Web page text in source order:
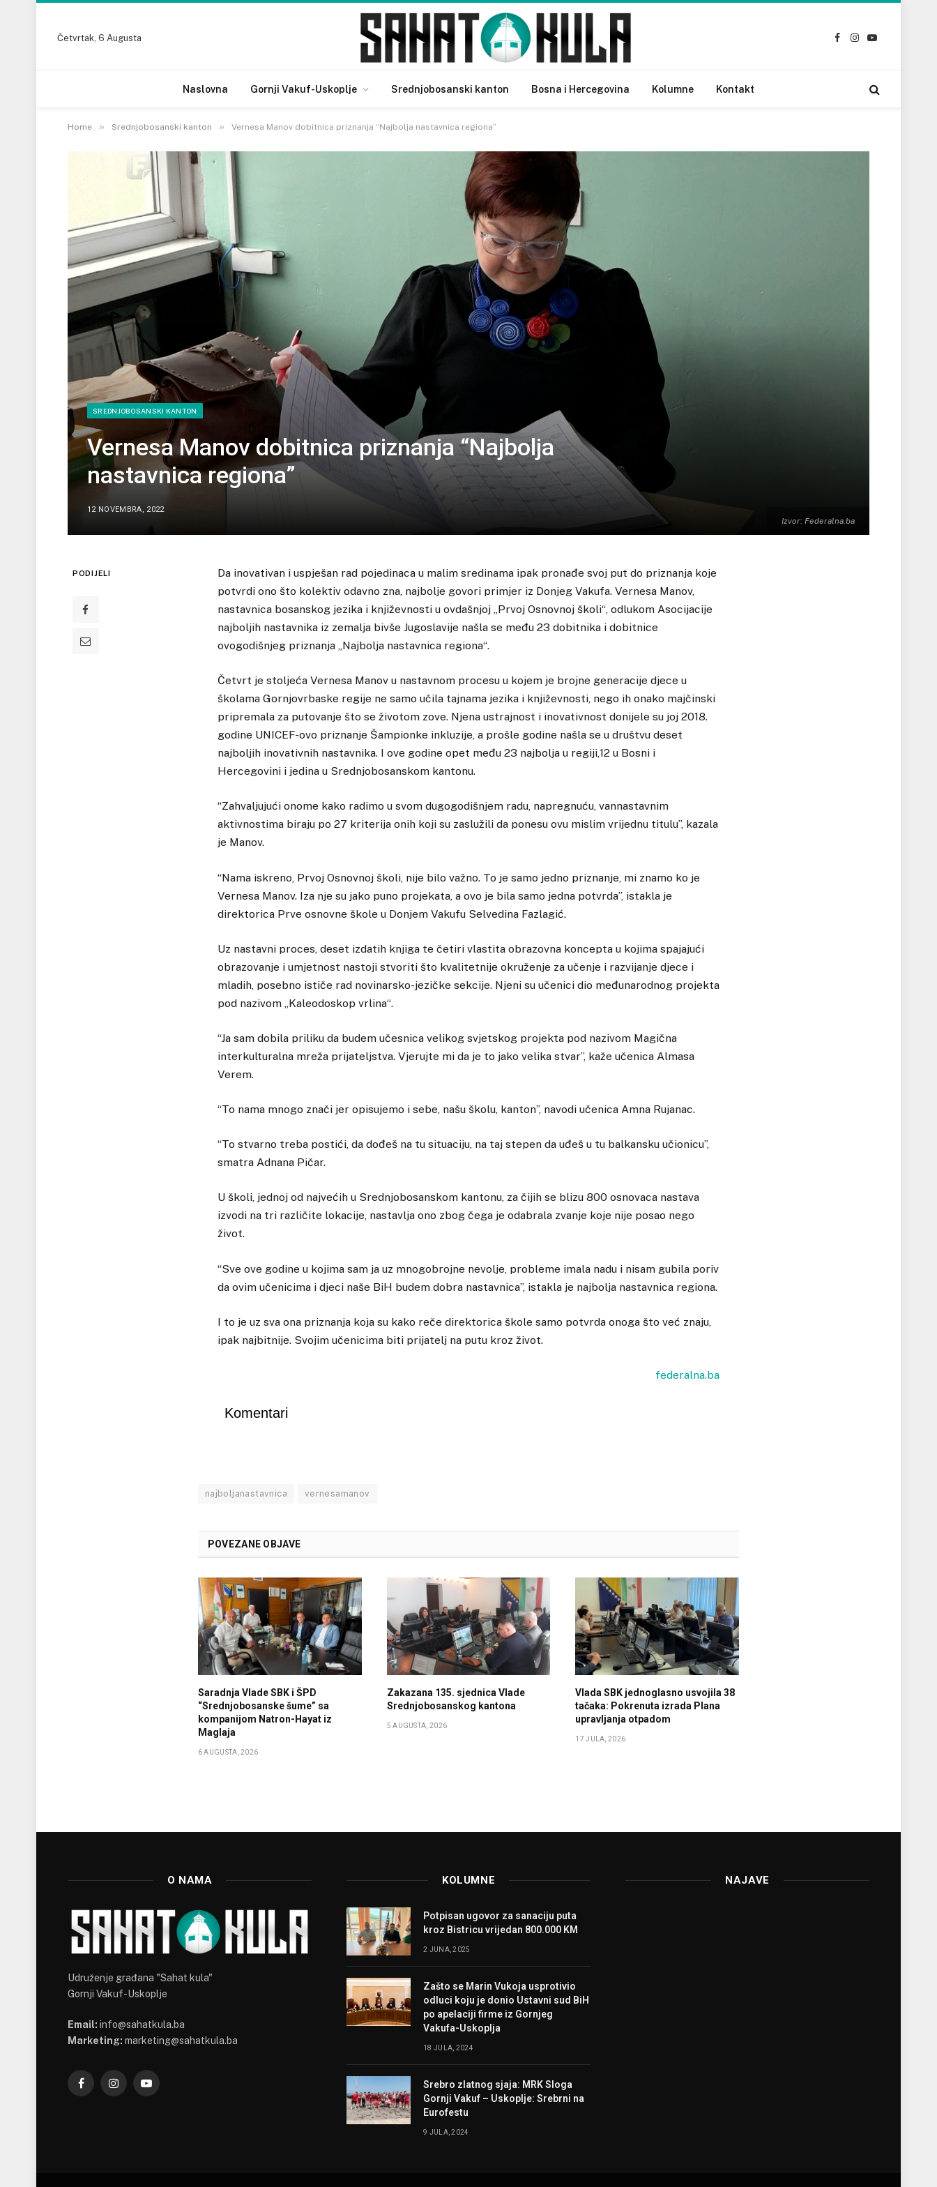
Četvrtak, 6 Augusta
Facebook
Instagram
YouTube
Naslovna Gornji Vakuf-Uskoplje Srednjobosanski kanton Bosna i Hercegovina Kolumne Kontakt
Home » Srednjobosanski kanton » Vernesa Manov dobitnica priznanja “Najbolja nastavnica regiona”
Izvor: Federalna.ba
SREDNJOBOSANSKI KANTON
Vernesa Manov dobitnica priznanja “Najbolja
nastavnica regiona”
12 NOVEMBRA, 2022
PODIJELI
Da inovativan i uspješan rad pojedinaca u malim sredinama ipak pronađe svoj put do priznanja koje
potvrdi ono što kolektiv odavno zna, najbolje govori primjer iz Donjeg Vakufa. Vernesa Manov,
nastavnica bosanskog jezika i književnosti u ovdašnjoj „Prvoj Osnovnoj školi“, odlukom Asocijacije
najboljih nastavnika iz zemalja bivše Jugoslavije našla se među 23 dobitnika i dobitnice
ovogodišnjeg priznanja „Najbolja nastavnica regiona“.
Četvrt je stoljeća Vernesa Manov u nastavnom procesu u kojem je brojne generacije djece u
školama Gornjovrbaske regije ne samo učila tajnama jezika i književnosti, nego ih onako majčinski
pripremala za putovanje što se životom zove. Njena ustrajnost i inovativnost donijele su joj 2018.
godine UNICEF-ovo priznanje Šampionke inkluzije, a prošle godine našla se u društvu deset
najboljih inovativnih nastavnika. I ove godine opet među 23 najbolja u regiji,12 u Bosni i
Hercegovini i jedina u Srednjobosanskom kantonu.
“Zahvaljujući onome kako radimo u svom dugogodišnjem radu, napregnuću, vannastavnim
aktivnostima biraju po 27 kriterija onih koji su zaslužili da ponesu ovu mislim vrijednu titulu”, kazala
je Manov.
“Nama iskreno, Prvoj Osnovnoj školi, nije bilo važno. To je samo jedno priznanje, mi znamo ko je
Vernesa Manov. Iza nje su jako puno projekata, a ovo je bila samo jedna potvrda”, istakla je
direktorica Prve osnovne škole u Donjem Vakufu Selvedina Fazlagić.
Uz nastavni proces, deset izdatih knjiga te četiri vlastita obrazovna koncepta u kojima spajajući
obrazovanje i umjetnost nastoji stvoriti što kvalitetnije okruženje za učenje i razvijanje djece i
mladih, posebno ističe rad novinarsko-jezičke sekcije. Njeni su učenici dio međunarodnog projekta
pod nazivom „Kaleodoskop vrlina“.
“Ja sam dobila priliku da budem učesnica velikog svjetskog projekta pod nazivom Magična
interkulturalna mreža prijateljstva. Vjerujte mi da je to jako velika stvar”, kaže učenica Almasa
Verem.
“To nama mnogo znači jer opisujemo i sebe, našu školu, kanton”, navodi učenica Amna Rujanac.
“To stvarno treba postići, da dođeš na tu situaciju, na taj stepen da uđeš u tu balkansku učionicu”,
smatra Adnana Pičar.
U školi, jednoj od najvećih u Srednjobosanskom kantonu, za čijih se blizu 800 osnovaca nastava
izvodi na tri različite lokacije, nastavlja ono zbog čega je odabrala zvanje koje nije posao nego
život.
“Sve ove godine u kojima sam ja uz mnogobrojne nevolje, probleme imala nadu i nisam gubila poriv
da ovim učenicima i djeci naše BiH budem dobra nastavnica”, istakla je najbolja nastavnica regiona.
I to je uz sva ona priznanja koja su kako reče direktorica škole samo potvrda onoga što već znaju,
ipak najbitnije. Svojim učenicima biti prijatelj na putu kroz život.
federalna.ba
Komentari
najboljanastavnica vernesamanov
POVEZANE OBJAVE
Saradnja Vlade SBK i ŠPD
“Srednjobosanske šume” sa
kompanijom Natron-Hayat iz
Maglaja
6 AUGUSTA, 2026
Zakazana 135. sjednica Vlade
Srednjobosanskog kantona
5 AUGUSTA, 2026
Vlada SBK jednoglasno usvojila 38
tačaka: Pokrenuta izrada Plana
upravljanja otpadom
17 JULA, 2026
O NAMA
Udruženje građana "Sahat kula"
Gornji Vakuf-Uskoplje
Email: info@sahatkula.ba
Marketing: marketing@sahatkula.ba
FacebookInstagramYouTube
KOLUMNE
Potpisan ugovor za sanaciju puta
kroz Bistricu vrijedan 800.000 KM
2 JUNA, 2025
Zašto se Marin Vukoja usprotivio
odluci koju je donio Ustavni sud BiH
po apelaciji firme iz Gornjeg
Vakufa-Uskoplja
18 JULA, 2024
Srebro zlatnog sjaja: MRK Sloga
Gornji Vakuf – Uskoplje: Srebrni na
Eurofestu
9 JULA, 2024
NAJAVE